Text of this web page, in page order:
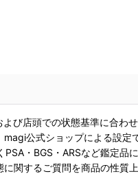
び店頭での状態基準に合わ
公式ショップによる設定
・BGS・ARSなど鑑定品
関するご質問を商品の性質